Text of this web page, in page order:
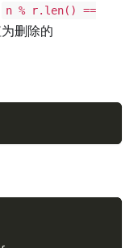
n % r.len() ==
删除的